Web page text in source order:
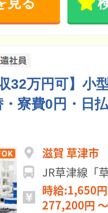
32万円可】小
寮費0円・日
滋賀 草津市
JR草津線「
時給:1,650
277,200円